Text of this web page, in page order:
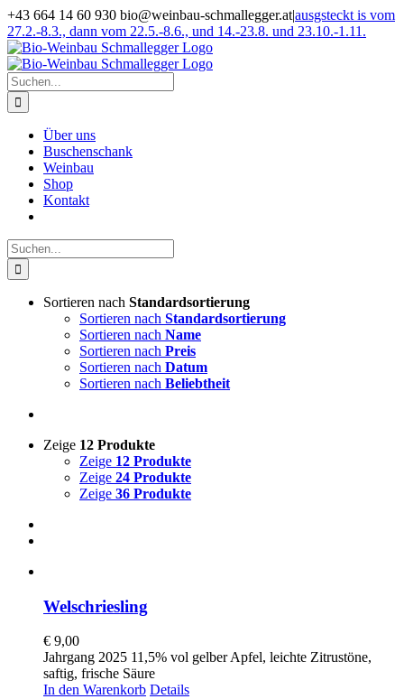
Zum
Inhalt
springen
+43 664 14 60 930 bio@weinbau-schmallegger.at|ausgsteckt is vom
27.2.-8.3., dann vom 22.5.-8.6., und 14.-23.8. und 23.10.-1.11.
Facebook
Instagram
Suche
nach:
Über uns
Buschenschank
Weinbau
Shop
Kontakt
Suche
nach:
Sortieren nach Standardsortierung
Sortieren nach Standardsortierung
Sortieren nach Name
Sortieren nach Preis
Sortieren nach Datum
Sortieren nach Beliebtheit
Zeige 12 Produkte
Zeige 12 Produkte
Zeige 24 Produkte
Zeige 36 Produkte
Welschriesling
€ 9,00
Jahrgang 2025 11,5% vol gelber Apfel, leichte Zitrustöne,
saftig, frische Säure
In den Warenkorb Details